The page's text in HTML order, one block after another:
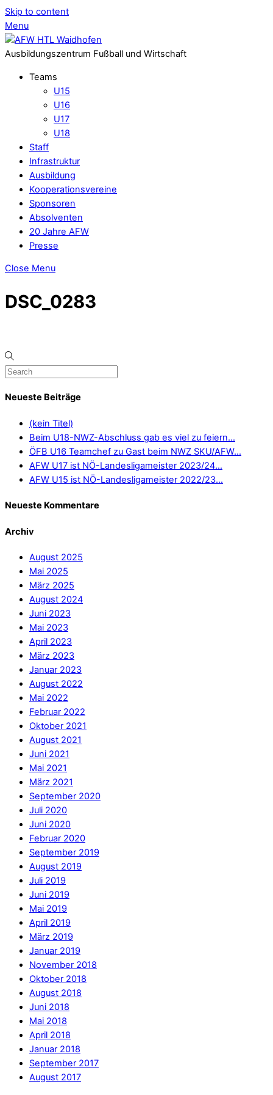
Skip to content
Menu
Ausbildungszentrum Fußball und Wirtschaft
Teams
U15
U16
U17
U18
Staff
Infrastruktur
Ausbildung
Kooperationsvereine
Sponsoren
Absolventen
20 Jahre AFW
Presse
Close Menu
DSC_0283
Neueste Beiträge
(kein Titel)
Beim U18-NWZ-Abschluss gab es viel zu feiern…
ÖFB U16 Teamchef zu Gast beim NWZ SKU/AFW…
AFW U17 ist NÖ-Landesligameister 2023/24…
AFW U15 ist NÖ-Landesligameister 2022/23…
Neueste Kommentare
Archiv
August 2025
Mai 2025
März 2025
August 2024
Juni 2023
Mai 2023
April 2023
März 2023
Januar 2023
August 2022
Mai 2022
Februar 2022
Oktober 2021
August 2021
Juni 2021
Mai 2021
März 2021
September 2020
Juli 2020
Juni 2020
Februar 2020
September 2019
August 2019
Juli 2019
Juni 2019
Mai 2019
April 2019
März 2019
Januar 2019
November 2018
Oktober 2018
August 2018
Juni 2018
Mai 2018
April 2018
Januar 2018
September 2017
August 2017